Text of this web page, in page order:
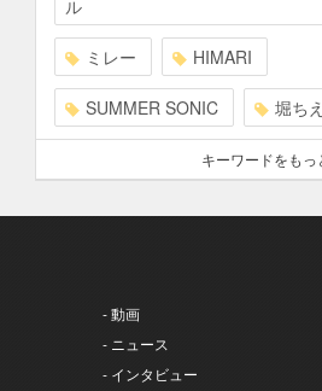
ル
ミレー HIMARI
SUMMER SONIC 堀ち
キーワードをもっ
- 動画
- ニュース
- インタビュー